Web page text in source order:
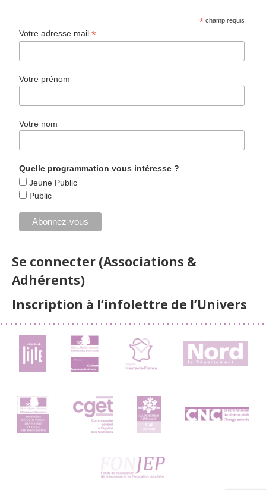
* champ requis
Votre adresse mail*
Votre prénom
Votre nom
Quelle programmation vous intéresse ?
Jeune Public
Public
Se connecter (Associations &
Adhérents)
Inscription à l’infolettre de l’Univers